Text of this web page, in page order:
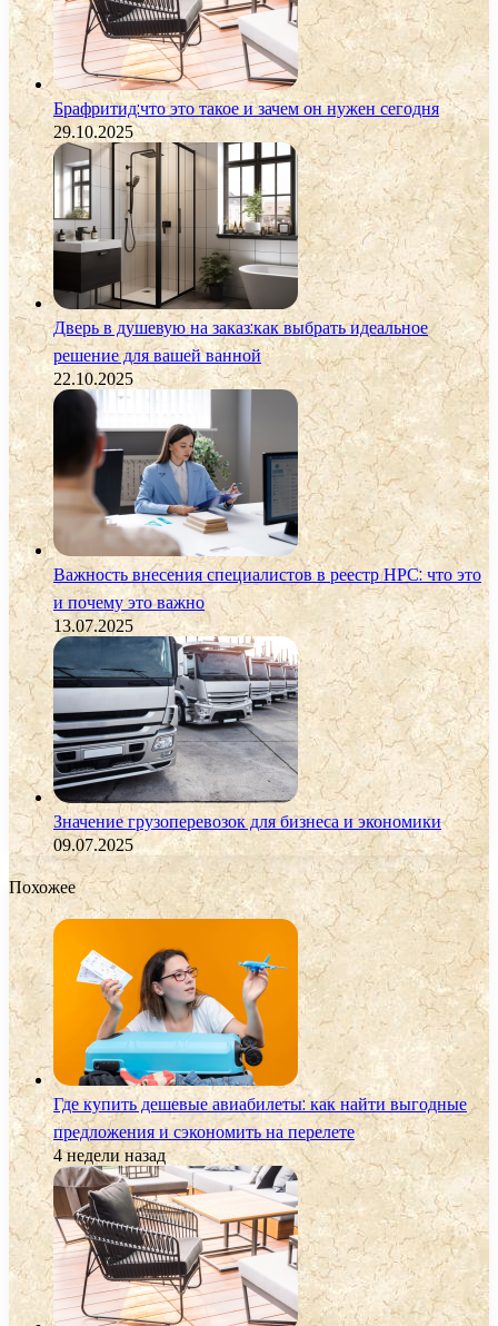
Брафритид:что это такое и зачем он нужен сегодня
29.10.2025
Дверь в душевую на заказ:как выбрать идеальное
решение для вашей ванной
22.10.2025
Важность внесения специалистов в реестр НРС: что это
и почему это важно
13.07.2025
Значение грузоперевозок для бизнеса и экономики
09.07.2025
Похожее
Где купить дешевые авиабилеты: как найти выгодные
предложения и сэкономить на перелете
4 недели назад